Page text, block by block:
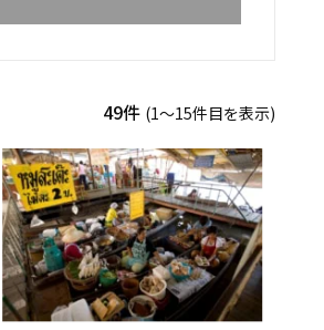
メーホンソーン
ピッサヌローク
パヤオ
ピチット
49件 (1〜15件目を表示)